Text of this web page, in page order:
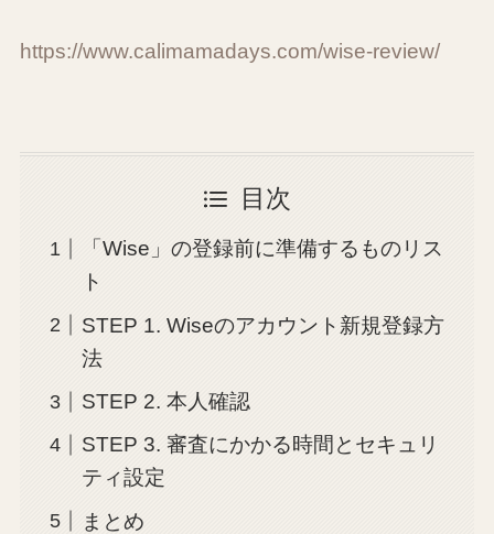
https://www.calimamadays.com/wise-review/
目次
「Wise」の登録前に準備するものリス
ト
STEP 1. Wiseのアカウント新規登録方
法
STEP 2. 本人確認
STEP 3. 審査にかかる時間とセキュリ
ティ設定
まとめ